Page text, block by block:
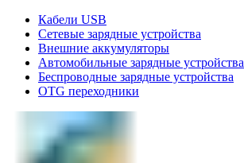
Кабели USB
Сетевые зарядные устройства
Внешние аккумуляторы
Автомобильные зарядные устройства
Беспроводные зарядные устройства
OTG переходники